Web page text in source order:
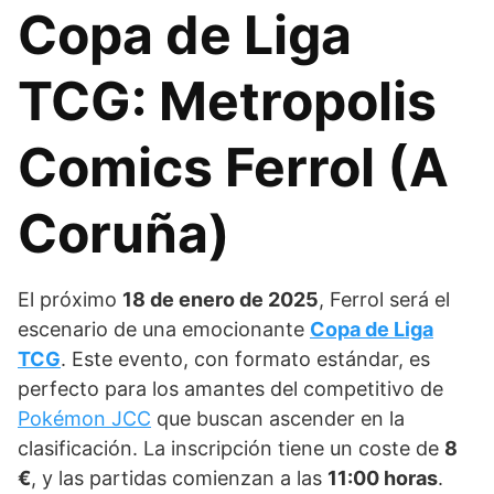
Copa de Liga
TCG: Metropolis
Comics Ferrol (A
Coruña)
El próximo 18 de enero de 2025, Ferrol será el
escenario de una emocionante Copa de Liga
TCG. Este evento, con formato estándar, es
perfecto para los amantes del competitivo de
Pokémon JCC que buscan ascender en la
clasificación. La inscripción tiene un coste de 8
€, y las partidas comienzan a las 11:00 horas.